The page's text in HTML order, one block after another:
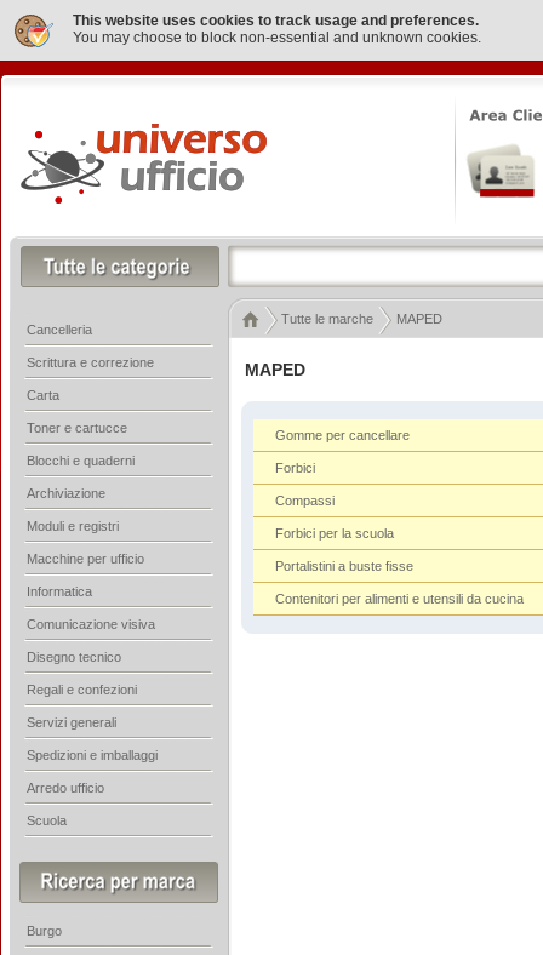
This website uses cookies to track usage and preferences.
You may choose to block non-essential and unknown cookies.
MAPED
Gomme per cancellare
Forbici
Compassi
Forbici per la scuola
Portalistini a buste fisse
Contenitori per alimenti e utensili da cucina
Cancelleria
Scrittura e correzione
Carta
Toner e cartucce
Blocchi e quaderni
Archiviazione
Moduli e registri
Macchine per ufficio
Informatica
Comunicazione visiva
Disegno tecnico
Regali e confezioni
Servizi generali
Spedizioni e imballaggi
Arredo ufficio
Scuola
Burgo
Tutte le marche MAPED